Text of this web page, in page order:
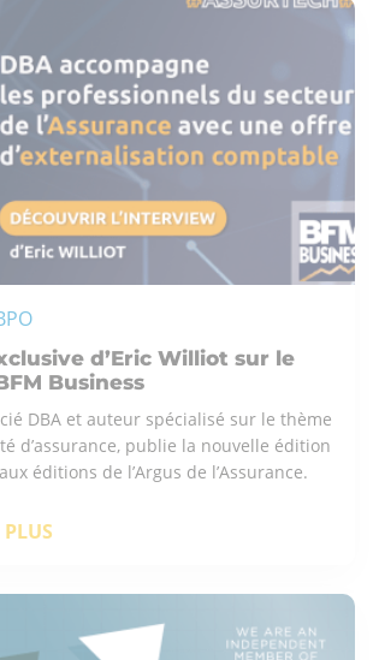
d’Eric Williot sur le
Business
DBA et auteur spécialisé sur le thème
d’assurance, publie la nouvelle édition
éditions de l’Argus de l’Assurance.